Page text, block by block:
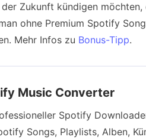
Zukunft kündigen
ohne Premium Spotify
Mehr Infos zu Bonus-Tipp.
Music Converter
Spotify
Songs, Playlists, Alben,